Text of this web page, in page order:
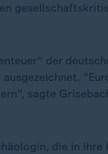
der
sagte
die in ihre